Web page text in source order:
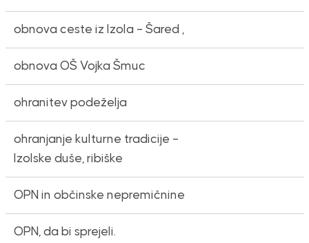
obnova ceste iz Izola – Šared ,
obnova OŠ Vojka Šmuc
ohranitev podeželja
ohranjanje kulturne tradicije –
Izolske duše, ribiške
OPN in občinske nepremičnine
OPN, da bi sprejeli.